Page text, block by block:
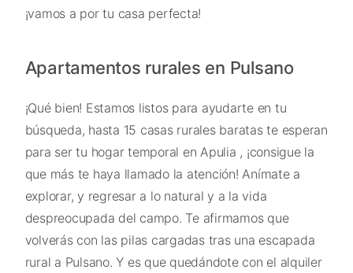
¡vamos a por tu casa perfecta!
Apartamentos rurales en Pulsano
¡Qué bien! Estamos listos para ayudarte en tu
búsqueda, hasta 15 casas rurales baratas te esperan
para ser tu hogar temporal en Apulia , ¡consigue la
que más te haya llamado la atención! Anímate a
explorar, y regresar a lo natural y a la vida
despreocupada del campo. Te afirmamos que
volverás con las pilas cargadas tras una escapada
rural a Pulsano. Y es que quedándote con el alquiler